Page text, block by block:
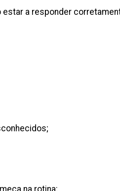
a responder
na rotina: